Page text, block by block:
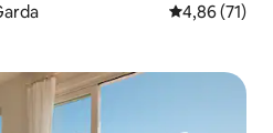
4,86 av 5 i
4,86 (71)